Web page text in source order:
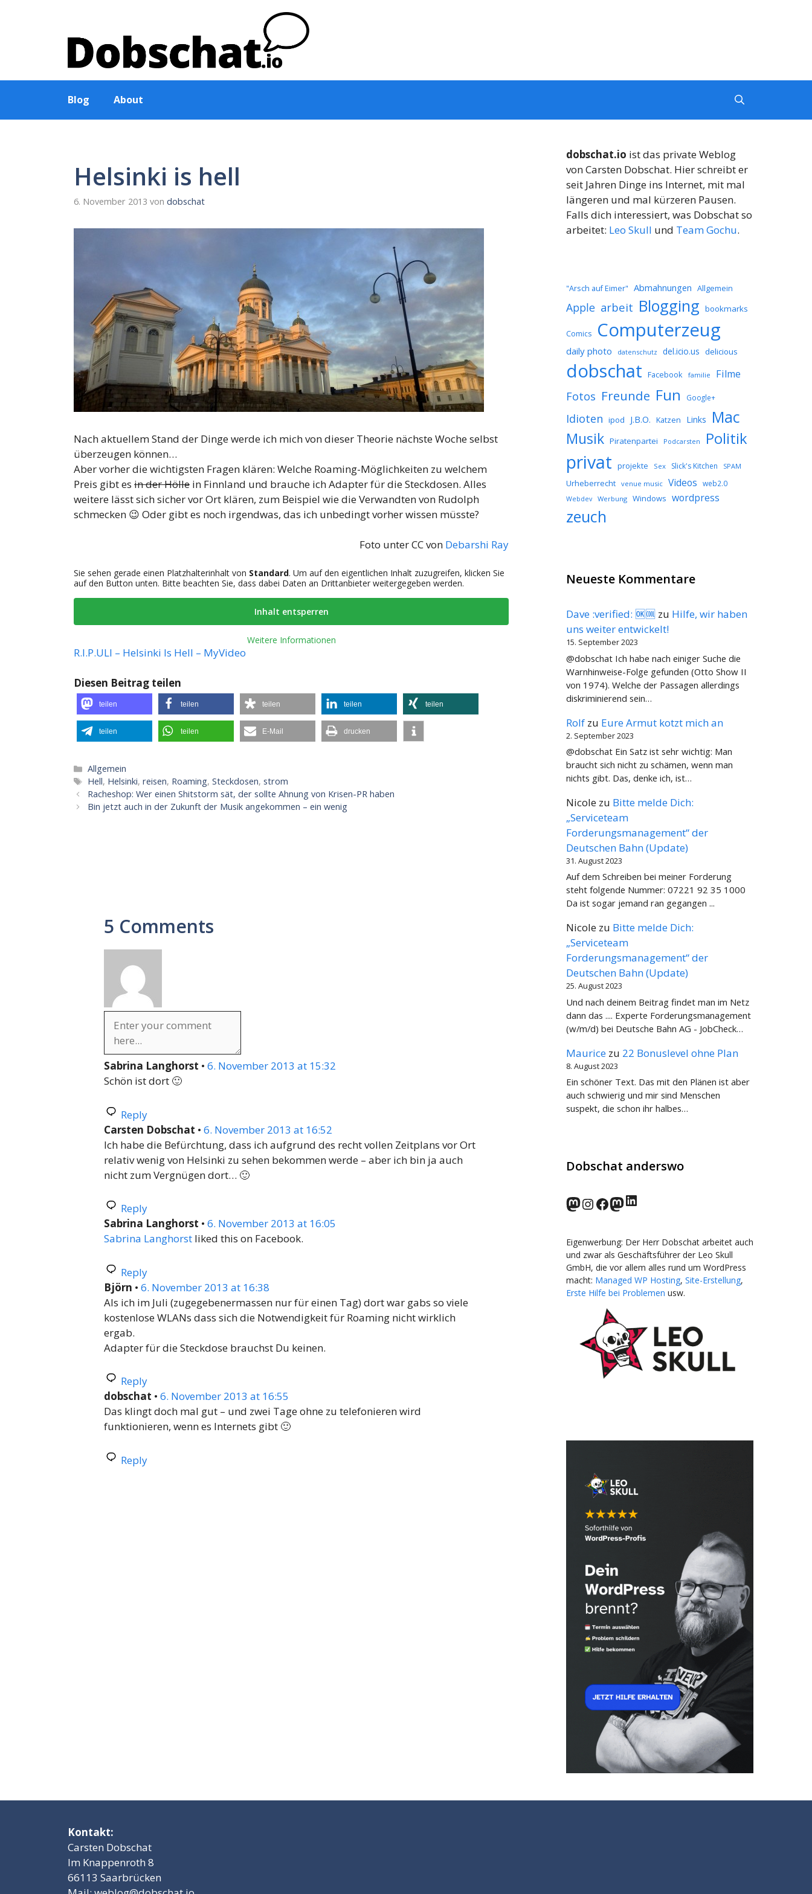
Blog About
Helsinki is hell
6. November 2013 von dobschat
Nach aktuellem Stand der Dinge werde ich mich von dieser Theorie nächste Woche selbst
überzeugen können…
Aber vorher die wichtigsten Fragen klären: Welche Roaming-Möglichkeiten zu welchem
Preis gibt es in der Hölle in Finnland und brauche ich Adapter für die Steckdosen. Alles
weitere lässt sich sicher vor Ort klären, zum Beispiel wie die Verwandten von Rudolph
schmecken 😉 Oder gibt es noch irgendwas, das ich unbedingt vorher wissen müsste?
Foto unter CC von Debarshi Ray
Sie sehen gerade einen Platzhalterinhalt von Standard. Um auf den eigentlichen Inhalt zuzugreifen, klicken Sie
auf den Button unten. Bitte beachten Sie, dass dabei Daten an Drittanbieter weitergegeben werden.
Inhalt entsperren
Weitere Informationen
R.I.P.ULI – Helsinki Is Hell – MyVideo
Diesen Beitrag teilen
teilen teilen teilen teilen teilen
teilen teilen E-Mail drucken
Kategorien
Allgemein
Schlagwörter
Hell, Helsinki,reisen, Roaming,Steckdosen,strom
Racheshop: Wer einen Shitstorm sät, der sollte Ahnung von Krisen-PR haben
Bin jetzt auch in der Zukunft der Musik angekommen – ein wenig
5 Comments
Sabrina Langhorst • 6. November 2013 at 15:32
Schön ist dort 🙂
Reply
Carsten Dobschat • 6. November 2013 at 16:52
Ich habe die Befürchtung, dass ich aufgrund des recht vollen Zeitplans vor Ort
relativ wenig von Helsinki zu sehen bekommen werde – aber ich bin ja auch
nicht zum Vergnügen dort… 🙂
Reply
Sabrina Langhorst • 6. November 2013 at 16:05
Sabrina Langhorst liked this on Facebook.
Reply
Björn • 6. November 2013 at 16:38
Als ich im Juli (zugegebenermassen nur für einen Tag) dort war gabs so viele
kostenlose WLANs dass sich die Notwendigkeit für Roaming nicht wirklich
ergab.
Adapter für die Steckdose brauchst Du keinen.
Reply
dobschat • 6. November 2013 at 16:55
Das klingt doch mal gut – und zwei Tage ohne zu telefonieren wird
funktionieren, wenn es Internets gibt 🙂
Reply
dobschat.io ist das private Weblog
von Carsten Dobschat. Hier schreibt er
seit Jahren Dinge ins Internet, mit mal
längeren und mal kürzeren Pausen.
Falls dich interessiert, was Dobschat so
arbeitet: Leo Skull und Team Gochu.
"Arsch auf Eimer" Abmahnungen Allgemein
Apple arbeit Blogging bookmarks
Comics Computerzeug
daily photo datenschutz del.icio.us delicious
dobschat Facebook familie Filme
Fotos Freunde Fun Google+
Idioten ipod J.B.O. Katzen Links Mac
Musik Piratenpartei Podcarsten Politik
privat projekte Sex Slick's Kitchen SPAM
Urheberrecht venue music Videos web2.0
Webdev Werbung Windows wordpress
zeuch
Neueste Kommentare
Dave :verified: 🆗🆒 zu Hilfe, wir haben
uns weiter entwickelt!
15. September 2023
@dobschat Ich habe nach einiger Suche die
Warnhinweise-Folge gefunden (Otto Show II
von 1974). Welche der Passagen allerdings
diskriminierend sein…
Rolf zu Eure Armut kotzt mich an
2. September 2023
@dobschat Ein Satz ist sehr wichtig: Man
braucht sich nicht zu schämen, wenn man
nichts gibt. Das, denke ich, ist…
Nicole zu Bitte melde Dich:
„Serviceteam
Forderungsmanagement“ der
Deutschen Bahn (Update)
31. August 2023
Auf dem Schreiben bei meiner Forderung
steht folgende Nummer: 07221 92 35 1000
Da ist sogar jemand ran gegangen ...
Nicole zu Bitte melde Dich:
„Serviceteam
Forderungsmanagement“ der
Deutschen Bahn (Update)
25. August 2023
Und nach deinem Beitrag findet man im Netz
dann das .... Experte Forderungsmanagement
(w/m/d) bei Deutsche Bahn AG - JobCheck…
Maurice zu 22 Bonuslevel ohne Plan
8. August 2023
Ein schöner Text. Das mit den Plänen ist aber
auch schwierig und mir sind Menschen
suspekt, die schon ihr halbes…
Dobschat anderswo
norden.social
Instagram
Facebook
wp-punks.social
LinkedIn
Eigenwerbung: Der Herr Dobschat arbeitet auch
und zwar als Geschäftsführer der Leo Skull
GmbH, die vor allem alles rund um WordPress
macht: Managed WP Hosting, Site-Erstellung,
Erste Hilfe bei Problemen usw.
Kontakt:
Carsten Dobschat
Im Knappenroth 8
66113 Saarbrücken